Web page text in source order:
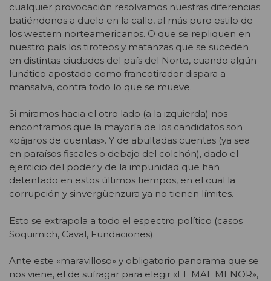
cualquier provocación resolvamos nuestras diferencias
batiéndonos a duelo en la calle, al más puro estilo de
los western norteamericanos. O que se repliquen en
nuestro país los tiroteos y matanzas que se suceden
en distintas ciudades del país del Norte, cuando algún
lunático apostado como francotirador dispara a
mansalva, contra todo lo que se mueve.
Si miramos hacia el otro lado (a la izquierda) nos
encontramos que la mayoría de los candidatos son
«pájaros de cuentas». Y de abultadas cuentas (ya sea
en paraísos fiscales o debajo del colchón), dado el
ejercicio del poder y de la impunidad que han
detentado en estos últimos tiempos, en el cual la
corrupción y sinvergüenzura ya no tienen límites.
Esto se extrapola a todo el espectro político (casos
Soquimich, Caval, Fundaciones).
Ante este «maravilloso» y obligatorio panorama que se
nos viene, el de sufragar para elegir «EL MAL MENOR»,